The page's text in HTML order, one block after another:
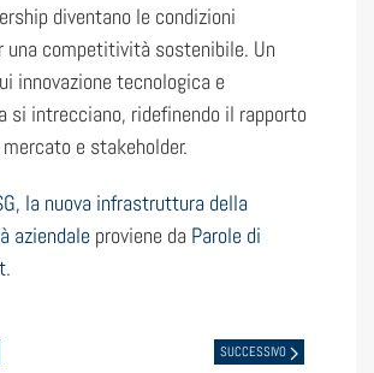
diventano le condizioni
una competitività sostenibile. Un
innovazione tecnologica e
si intrecciano, ridefinendo il rapporto
e stakeholder.
la nuova infrastruttura della
aziendale proviene da Parole di
.
SUCCESSIVO